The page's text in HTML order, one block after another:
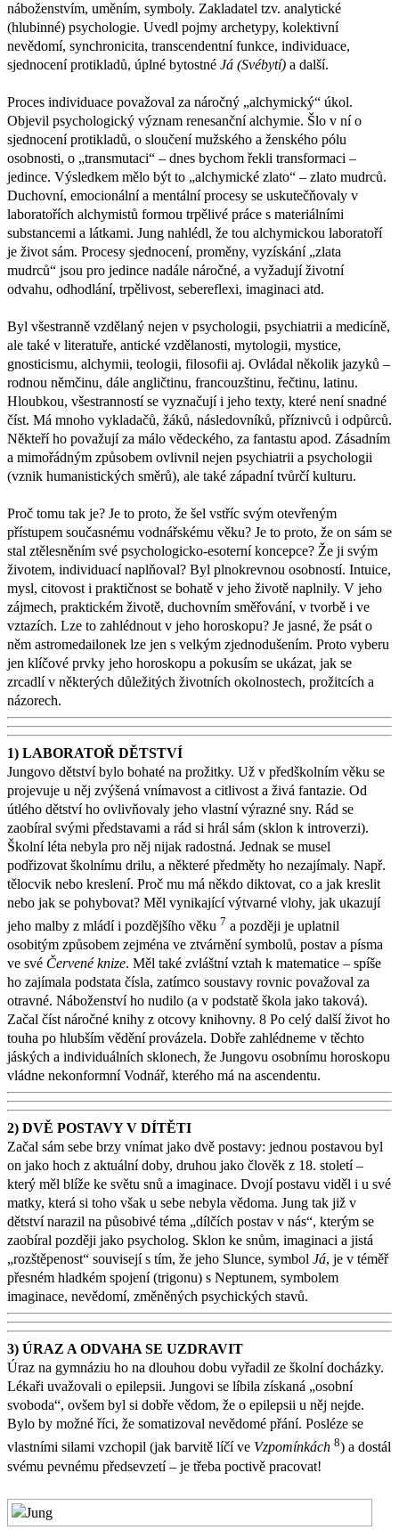
náboženstvím, uměním, symboly. Zakladatel tzv. analytické
(hlubinné) psychologie. Uvedl pojmy archetypy, kolektivní
nevědomí, synchronicita, transcendentní funkce, individuace,
sjednocení protikladů, úplné bytostné Já (Svébytí) a další.
Proces individuace považoval za náročný „alchymický“ úkol.
Objevil psychologický význam renesanční alchymie. Šlo v ní o
sjednocení protikladů, o sloučení mužského a ženského pólu
osobnosti, o „transmutaci“ – dnes bychom řekli transformaci –
jedince. Výsledkem mělo být to „alchymické zlato“ – zlato mudrců.
Duchovní, emocionální a mentální procesy se uskutečňovaly v
laboratořích alchymistů formou trpělivé práce s materiálními
substancemi a látkami. Jung nahlédl, že tou alchymickou laboratoří
je život sám. Procesy sjednocení, proměny, vyzískání „zlata
mudrců“ jsou pro jedince nadále náročné, a vyžadují životní
odvahu, odhodlání, trpělivost, sebereflexi, imaginaci atd.
Byl všestranně vzdělaný nejen v psychologii, psychiatrii a medicíně,
ale také v literatuře, antické vzdělanosti, mytologii, mystice,
gnosticismu, alchymii, teologii, filosofii aj. Ovládal několik jazyků –
rodnou němčinu, dále angličtinu, francouzštinu, řečtinu, latinu.
Hloubkou, všestranností se vyznačují i jeho texty, které není snadné
číst. Má mnoho vykladačů, žáků, následovníků, příznivců i odpůrců.
Někteří ho považují za málo vědeckého, za fantastu apod. Zásadním
a mimořádným způsobem ovlivnil nejen psychiatrii a psychologii
(vznik humanistických směrů), ale také západní tvůrčí kulturu.
Proč tomu tak je? Je to proto, že šel vstříc svým otevřeným
přístupem současnému vodnářskému věku? Je to proto, že on sám se
stal ztělesněním své psychologicko-esoterní koncepce? Že ji svým
životem, individuací naplňoval? Byl plnokrevnou osobností. Intuice,
mysl, citovost i praktičnost se bohatě v jeho životě naplnily. V jeho
zájmech, praktickém životě, duchovním směřování, v tvorbě i ve
vztazích. Lze to zahlédnout v jeho horoskopu? Je jasné, že psát o
něm astromedailonek lze jen s velkým zjednodušením. Proto vyberu
jen klíčové prvky jeho horoskopu a pokusím se ukázat, jak se
zrcadlí v některých důležitých životních okolnostech, prožitcích a
názorech.
1) LABORATOŘ DĚTSTVÍ
Jungovo dětství bylo bohaté na prožitky. Už v předškolním věku se
projevuje u něj zvýšená vnímavost a citlivost a živá fantazie. Od
útlého dětství ho ovlivňovaly jeho vlastní výrazné sny. Rád se
zaobíral svými představami a rád si hrál sám (sklon k introverzi).
Školní léta nebyla pro něj nijak radostná. Jednak se musel
podřizovat školnímu drilu, a některé předměty ho nezajímaly. Např.
tělocvik nebo kreslení. Proč mu má někdo diktovat, co a jak kreslit
nebo jak se pohybovat? Měl vynikající výtvarné vlohy, jak ukazují
jeho malby z mládí i pozdějšího věku 7 a později je uplatnil
osobitým způsobem zejména ve ztvárnění symbolů, postav a písma
ve své Červené knize. Měl také zvláštní vztah k matematice – spíše
ho zajímala podstata čísla, zatímco soustavy rovnic považoval za
otravné. Náboženství ho nudilo (a v podstatě škola jako taková).
Začal číst náročné knihy z otcovy knihovny. 8 Po celý další život ho
touha po hlubším vědění provázela. Dobře zahlédneme v těchto
jáských a individuálních sklonech, že Jungovu osobnímu horoskopu
vládne nekonformní Vodnář, kterého má na ascendentu.
2) DVĚ POSTAVY V DÍTĚTI
Začal sám sebe brzy vnímat jako dvě postavy: jednou postavou byl
on jako hoch z aktuální doby, druhou jako člověk z 18. století –
který měl blíže ke světu snů a imaginace. Dvojí postavu viděl i u své
matky, která si toho však u sebe nebyla vědoma. Jung tak již v
dětství narazil na působivé téma „dílčích postav v nás“, kterým se
zaobíral později jako psycholog. Sklon ke snům, imaginaci a jistá
„rozštěpenost“ souvisejí s tím, že jeho Slunce, symbol Já, je v téměř
přesném hladkém spojení (trigonu) s Neptunem, symbolem
imaginace, nevědomí, změněných psychických stavů.
3) ÚRAZ A ODVAHA SE UZDRAVIT
Úraz na gymnáziu ho na dlouhou dobu vyřadil ze školní docházky.
Lékaři uvažovali o epilepsii. Jungovi se líbila získaná „osobní
svoboda“, ovšem byl si dobře vědom, že o epilepsii u něj nejde.
Bylo by možné říci, že somatizoval nevědomé přání. Posléze se
vlastními silami vzchopil (jak barvitě líčí ve Vzpomínkách 8) a dostál
svému pevnému předsevzetí – je třeba poctivě pracovat!